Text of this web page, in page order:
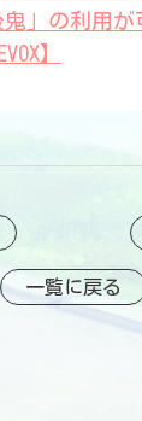
」の利用が
】
一覧に戻る